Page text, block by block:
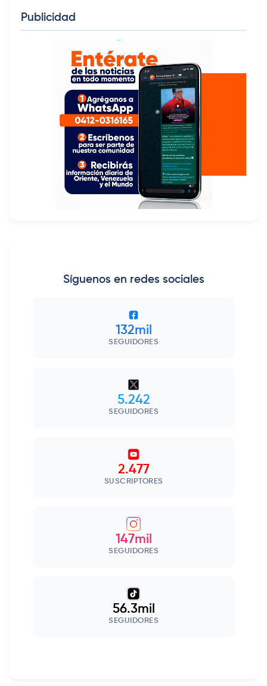
Publicidad
Síguenos en redes sociales
132mil
SEGUIDORES
5.242
SEGUIDORES
2.477
SUSCRIPTORES
147mil
SEGUIDORES
56.3mil
SEGUIDORES